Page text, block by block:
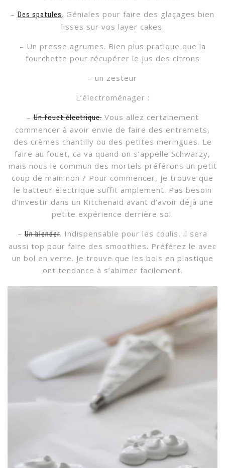
– Des spatules. Géniales pour faire des glaçages bien
lisses sur vos layer cakes.
– Un presse agrumes. Bien plus pratique que la
fourchette pour récupérer le jus des citrons
– un zesteur
L’électroménager :
–Un fouet électrique.Vous allez certainement
commencer à avoir envie de faire des entremets,
des crèmes chantilly ou des petites meringues. Le
faire au fouet, ca va quand on s’appelle Schwarzy,
mais nous le commun des mortels préférons un petit
coup de main non ? Pour commencer, je trouve que
le batteur électrique suffit amplement. Pas besoin
d’investir dans un Kitchenaid avant d’avoir déjà une
petite expérience derrière soi.
– Un blender. Indispensable pour les coulis, il sera
aussi top pour faire des smoothies. Préférez le avec
un bol en verre. Je trouve que les bols en plastique
ont tendance à s’abimer facilement.